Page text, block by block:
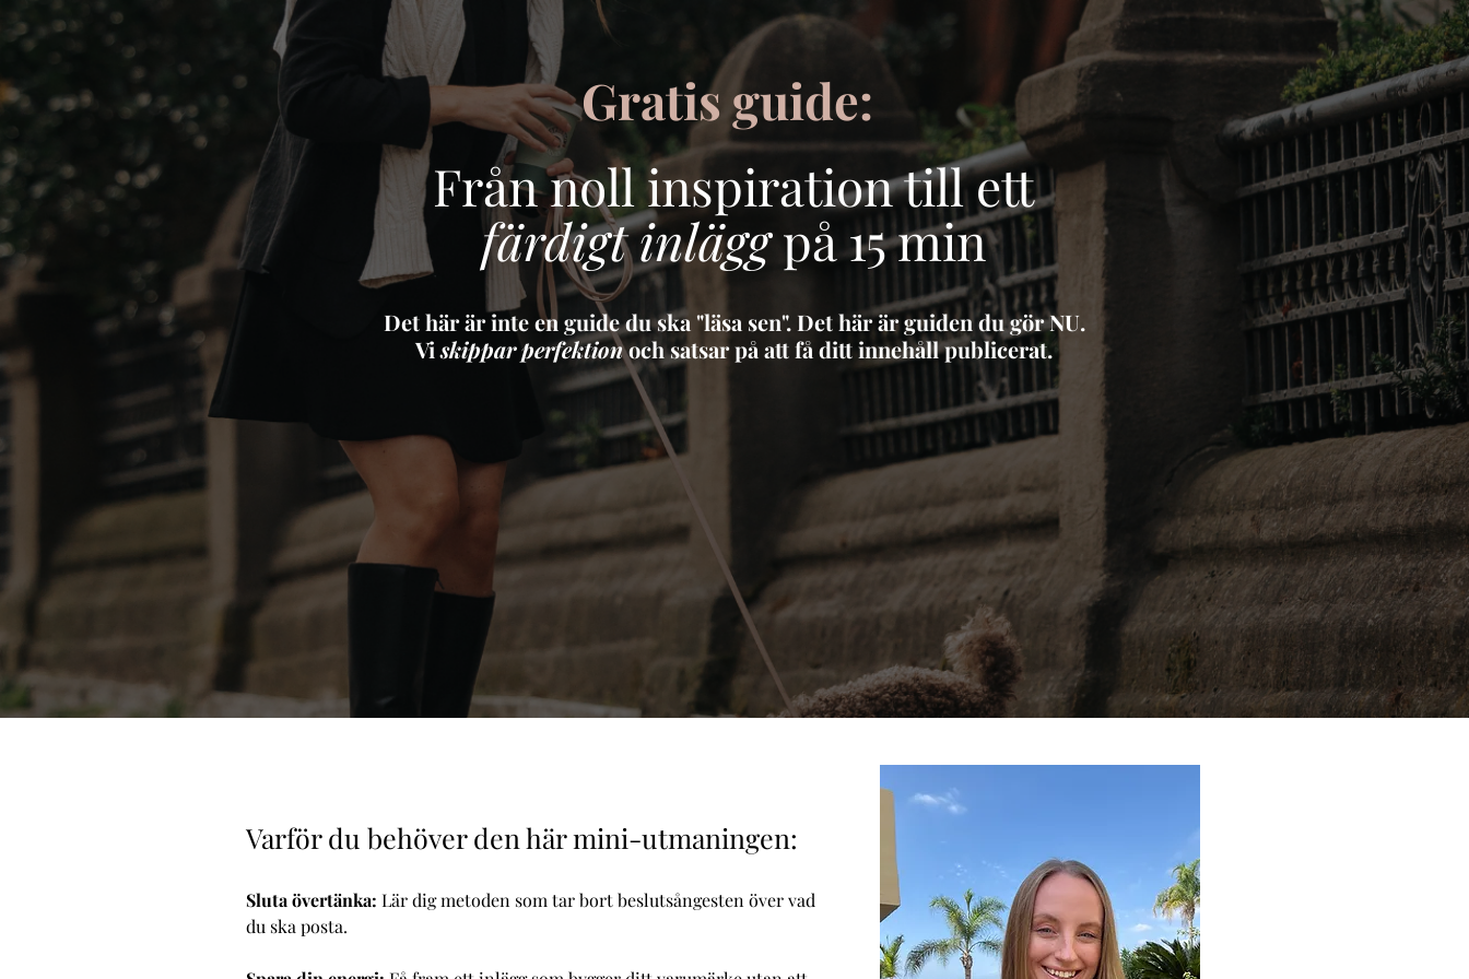
Gratis guide:
Från noll inspiration till ett
färdigt inläggpå 15 min
Det här är inte en guide du ska "läsa sen". Det här är guiden du gör NU.
Viskippar perfektionoch satsar på att få ditt innehåll publicerat.
Varför du behöver den här mini-utmaningen:
Sluta övertänka: Lär dig metoden som tar bort beslutsångesten över vad
du ska posta.